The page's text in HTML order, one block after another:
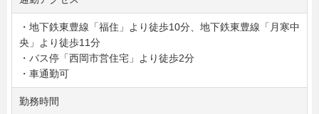
・地下鉄東豊線「福住」より徒歩10分、地下鉄東豊線「月寒中
央」より徒歩11分
・バス停「西岡市営住宅」より徒歩2分
・車通勤可
勤務時間